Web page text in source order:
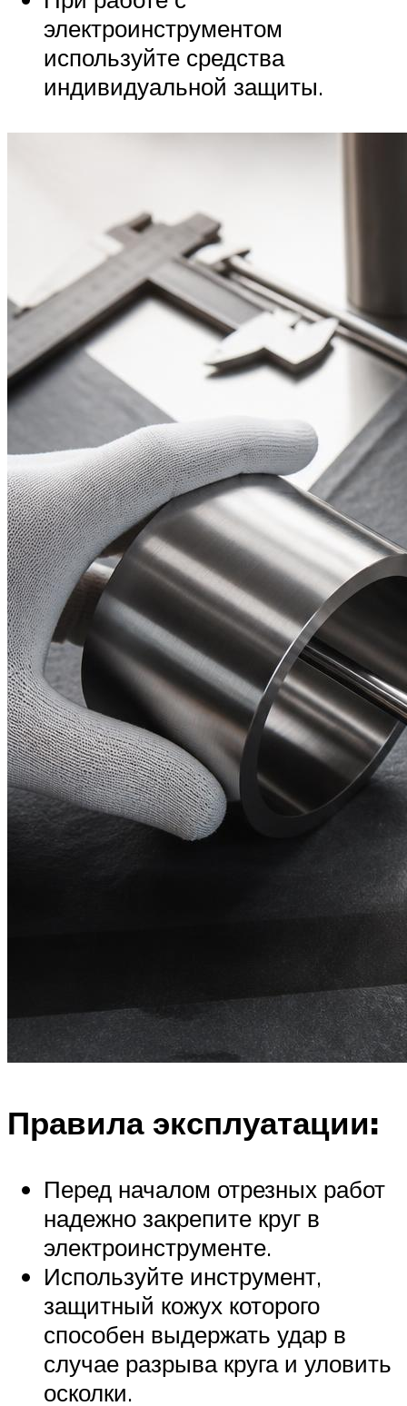
электроинструментом
используйте средства
индивидуальной защиты.
Правила эксплуатации:
Перед началом отрезных работ
надежно закрепите круг в
электроинструменте.
Используйте инструмент,
защитный кожух которого
способен выдержать удар в
случае разрыва круга и уловить
осколки.